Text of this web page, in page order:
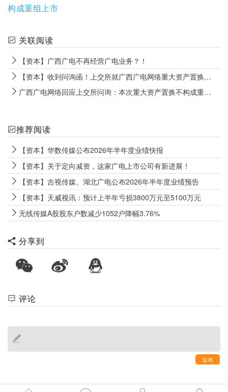
构成重组上市
关联阅读
【资本】广西广电不再经营广电业务？！
【资本】收到问询函！上交所就广西广电网络重大资产置换草案提出八大问题
广西广电网络回应上交所问询：本次重大资产置换不构成重组上市
推荐阅读
【资本】华数传媒公布2026年半年度业绩快报
【资本】关于定向减资，这家广电上市公司有新进展！
【资本】吉视传媒、湖北广电公布2026年半年度业绩预告
【资本】天威视讯：预计上半年亏损3800万元至5100万元
无线传媒A股股东户数减少1052户降幅3.76%
分享到
评论
发布